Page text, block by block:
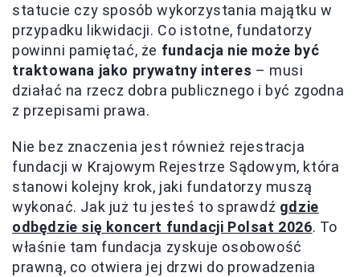
statucie czy sposób wykorzystania majątku w
przypadku likwidacji. Co istotne, fundatorzy
powinni pamiętać, że fundacja nie może być
traktowana jako prywatny interes – musi
działać na rzecz dobra publicznego i być zgodna
z przepisami prawa.
Nie bez znaczenia jest również rejestracja
fundacji w Krajowym Rejestrze Sądowym, która
stanowi kolejny krok, jaki fundatorzy muszą
wykonać. Jak już tu jesteś to sprawdź gdzie
odbędzie się koncert fundacji Polsat 2026. To
właśnie tam fundacja zyskuje osobowość
prawną, co otwiera jej drzwi do prowadzenia